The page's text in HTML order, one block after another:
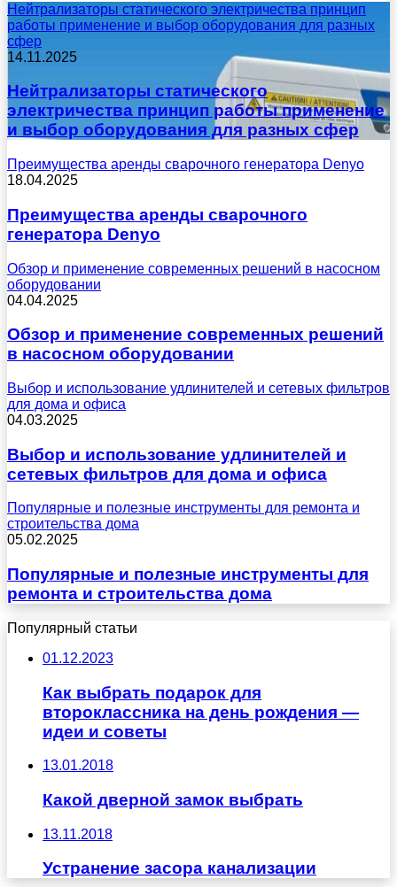
Нейтрализаторы статического электричества принцип
работы применение и выбор оборудования для разных
сфер
14.11.2025
Нейтрализаторы статического
электричества принцип работы применение
и выбор оборудования для разных сфер
Преимущества аренды сварочного генератора Denyo
18.04.2025
Преимущества аренды сварочного
генератора Denyo
Обзор и применение современных решений в насосном
оборудовании
04.04.2025
Обзор и применение современных решений
в насосном оборудовании
Выбор и использование удлинителей и сетевых фильтров
для дома и офиса
04.03.2025
Выбор и использование удлинителей и
сетевых фильтров для дома и офиса
Популярные и полезные инструменты для ремонта и
строительства дома
05.02.2025
Популярные и полезные инструменты для
ремонта и строительства дома
Популярный статьи
01.12.2023
Как выбрать подарок для
второклассника на день рождения —
идеи и советы
13.01.2018
Какой дверной замок выбрать
13.11.2018
Устранение засора канализации